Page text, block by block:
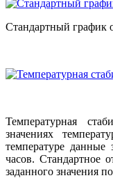
Стандартный график
Температурная
значениях
температуре данные
часов. Стандартное
заданного значения